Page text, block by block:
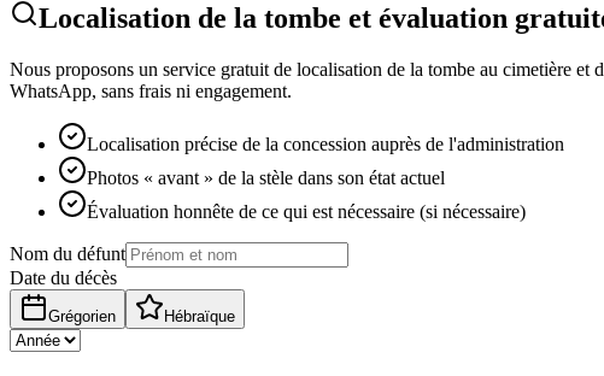
Localisation de la tombe et évaluation
Nous proposons un service gratuit de localisation de la tombe au cimetière
WhatsApp, sans frais ni engagement.
Localisation précise de la concession auprès de l'administration
Photos « avant » de la stèle dans son état actuel
Évaluation honnête de ce qui est nécessaire (si nécessaire)
Nom du défunt
Date du décès
Grégorien Hébraïque